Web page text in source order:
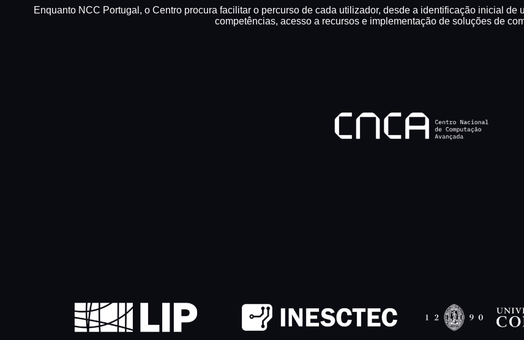
Enquanto NCC Portugal, o Centro procura facilitar o percurso de cada utilizador, desde a identificação inicial
competências, acesso a recursos e implementação de soluções de